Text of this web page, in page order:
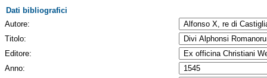
Dati bibliografici
Autore:
Titolo:
Editore:
Anno: